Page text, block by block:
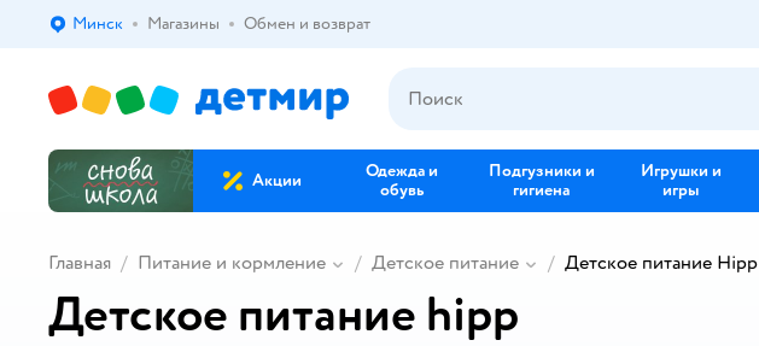
Выбор адреса доставки.
Минск Магазины Обмен и возврат
Акции
Одежда и
обувь
Подгузники и
гигиена
Игрушки и
игры
Главная Питание и кормление Детское питание Детское питание Hipp
Детское питание hipp